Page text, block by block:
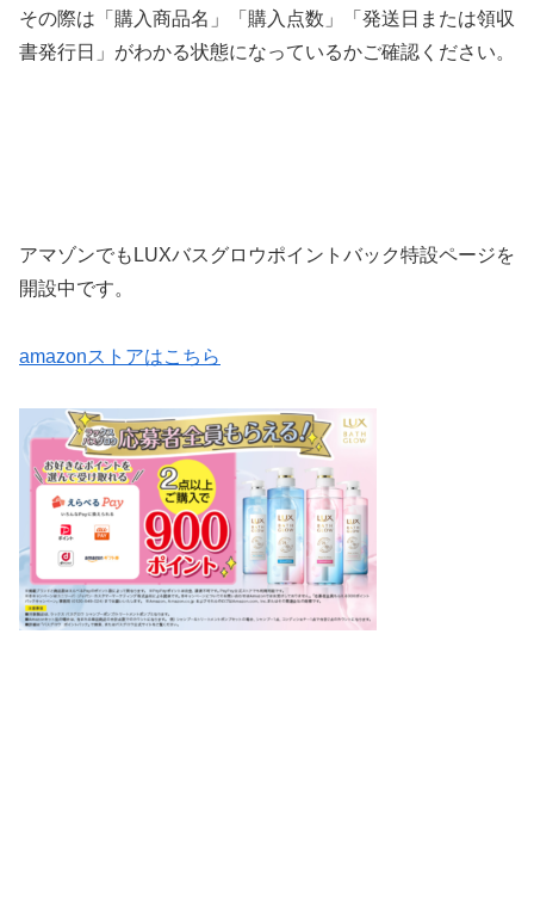
その際は「購入商品名」「購入点数」「発送日または領収
書発行日」がわかる状態になっているかご確認ください。
アマゾンでもLUXバスグロウポイントバック特設ページを
開設中です。
amazonストアはこちら